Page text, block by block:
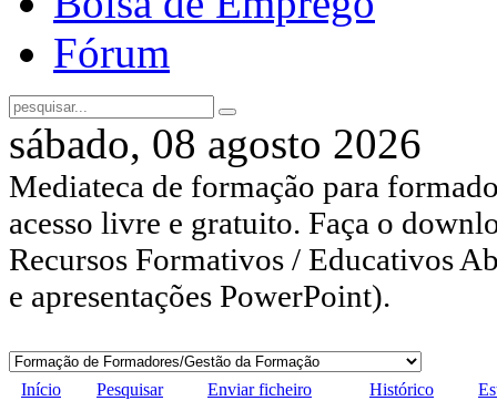
Fórum
sábado, 08 agosto 2026
Mediateca de formação para
acesso livre e gratuito. Faça o
Recursos Formativos / Educativos
e apresentações PowerPoint).
Início Pesquisar Enviar ficheiro Histórico